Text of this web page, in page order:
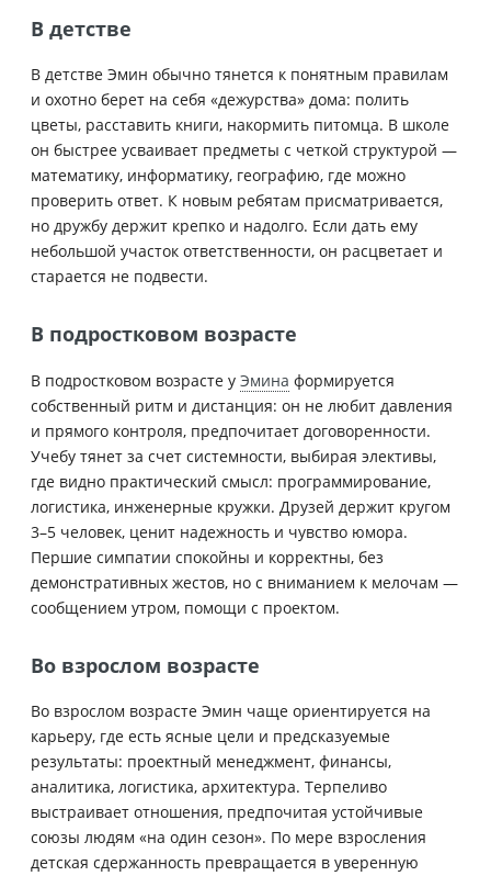
В детстве
В детстве Эмин обычно тянется к понятным правилам
и охотно берет на себя «дежурства» дома: полить
цветы, расставить книги, накормить питомца. В школе
он быстрее усваивает предметы с четкой структурой —
математику, информатику, географию, где можно
проверить ответ. К новым ребятам присматривается,
но дружбу держит крепко и надолго. Если дать ему
небольшой участок ответственности, он расцветает и
старается не подвести.
В подростковом возрасте
В подростковом возрасте у Эмина формируется
собственный ритм и дистанция: он не любит давления
и прямого контроля, предпочитает договоренности.
Учебу тянет за счет системности, выбирая элективы,
где видно практический смысл: программирование,
логистика, инженерные кружки. Друзей держит кругом
3–5 человек, ценит надежность и чувство юмора.
Першие симпатии спокойны и корректны, без
демонстративных жестов, но с вниманием к мелочам —
сообщением утром, помощи с проектом.
Во взрослом возрасте
Во взрослом возрасте Эмин чаще ориентируется на
карьеру, где есть ясные цели и предсказуемые
результаты: проектный менеджмент, финансы,
аналитика, логистика, архитектура. Терпеливо
выстраивает отношения, предпочитая устойчивые
союзы людям «на один сезон». По мере взросления
детская сдержанность превращается в уверенную